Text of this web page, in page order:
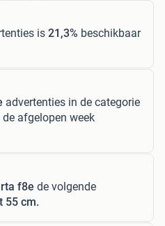
is 21,3% beschikbaar
advertenties in de categorie
afgelopen week
f8e de volgende
55 cm.